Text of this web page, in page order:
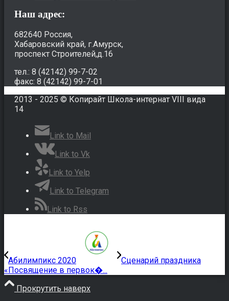
Наш адрес:
682640 Россия,
Хабаровский край, г.Амурск,
проспект Строителей,д.16
тел.: 8 (42142) 99-7-02
факс: 8 (42142) 99-7-01
2013 - 2025 © Копирайт Школа-интернат VIII вида
14
Link to Mail
Link to Vk
Link to Yelp
Link to Telegram
Link to Rss
Абилимпикс 2020
Сценарий праздника
«Посвящение в первок�...
Прокрутить наверх